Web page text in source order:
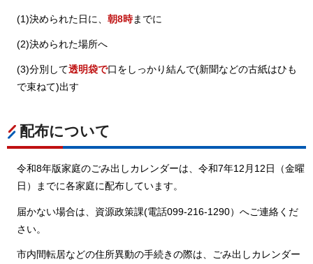
(1)決められた日に、 朝8時までに
(2)決められた場所へ
(3)分別して透明袋で口をしっかり結んで(新聞などの古紙はひも
で束ねて)出す
配布について
令和8年版家庭のごみ出しカレンダーは、令和7年12月12日（金曜
日）までに各家庭に配布しています。
届かない場合は、資源政策課(電話099-216-1290）へご連絡くだ
さい。
市内間転居などの住所異動の手続きの際は、ごみ出しカレンダー